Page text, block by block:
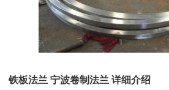
铁板法兰 宁波卷制法兰 详细介绍